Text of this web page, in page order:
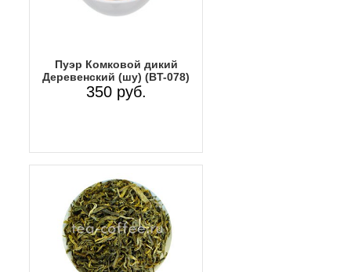
Пуэр Комковой дикий
Деревенский (шу) (BT-078)
350 руб.